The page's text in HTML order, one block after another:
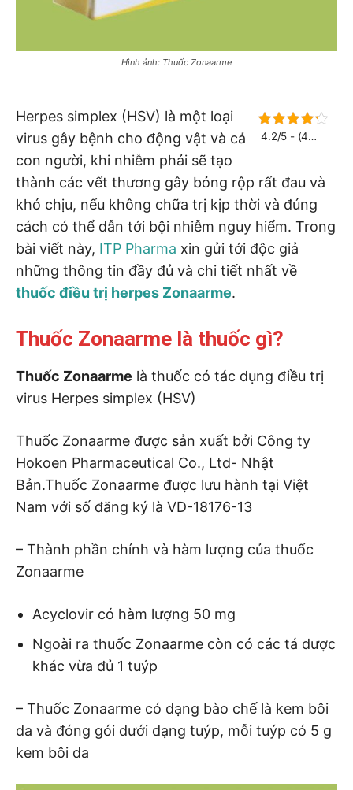
Hình ảnh: Thuốc Zonaarme
4.2/5 - (4
Herpes simplex (HSV) là một loại
virus gây bệnh cho động vật và cả
con người, khi nhiễm phải sẽ tạo
thành các vết thương gây bỏng rộp rất đau và
khó chịu, nếu không chữa trị kịp thời và đúng
cách có thể dẫn tới bội nhiễm nguy hiểm. Trong
bài viết này, ITP Pharma xin gửi tới độc giả
những thông tin đầy đủ và chi tiết nhất về
thuốc điều trị herpes Zonaarme.
Thuốc Zonaarme là thuốc gì?
Thuốc Zonaarme là thuốc có tác dụng điều trị
virus Herpes simplex (HSV)
Thuốc Zonaarme được sản xuất bởi Công ty
Hokoen Pharmaceutical Co., Ltd- Nhật
Bản.Thuốc Zonaarme được lưu hành tại Việt
Nam với số đăng ký là VD-18176-13
– Thành phần chính và hàm lượng của thuốc
Zonaarme
Acyclovir có hàm lượng 50 mg
Ngoài ra thuốc Zonaarme còn có các tá dược
khác vừa đủ 1 tuýp
– Thuốc Zonaarme có dạng bào chế là kem bôi
da và đóng gói dưới dạng tuýp, mỗi tuýp có 5 g
kem bôi da